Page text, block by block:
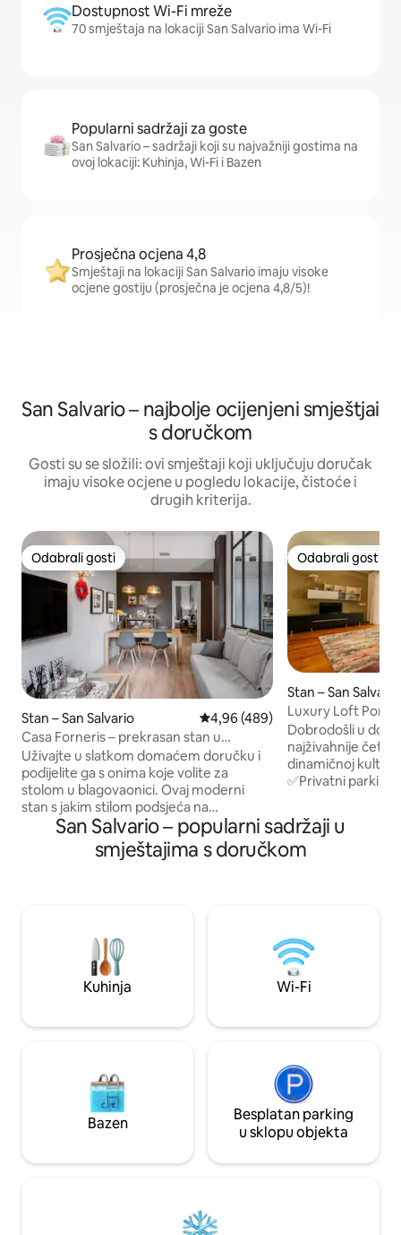
Dostupnost Wi-Fi mreže
70 smještaja na lokaciji San Salvario ima Wi-Fi
Popularni sadržaji za goste
San Salvario – sadržaji koji su najvažniji gostima na
ovoj lokaciji: Kuhinja, Wi-Fi i Bazen
Prosječna ocjena 4,8
Smještaji na lokaciji San Salvario imaju visoke
ocjene gostiju (prosječna je ocjena 4,8/5)!
San Salvario – najbolje ocijenjeni smještjai
s doručkom
Gosti su se složili: ovi smještaji koji uključuju doručak
imaju visoke ocjene u pogledu lokacije, čistoće i
drugih kriterija.
Odabrali gosti
Odabrali gosti
Stan – San Salvario Prosječna ocjena: 4,96/5,
4,96 (489)
Casa Forneris – prekrasan stan u
njujorškom stilu u blizini parka Valentino
Uživajte u slatkom domaćem doručku i
podijelite ga s onima koje volite za
stolom u blagovaonici. Ovaj moderni
stan s jakim stilom podsjeća na
atmosferu New Yorka, ali je bogat
obiteljskom toplinom i elegantnom
poezijom Torina. Smještena na prvom
namještena s ekstremnom pažnjom za
detalje, kako bi se stvorilo profinjeno i
funkcionalno okruženje u kojem se
možete osjećati ugodno. Casa Forneris
spavaće sobe s bračnim krevetom,
Indukcijskom pločom, mikrovalnom
pećnicom, električnom pećnicom,
hladnjakom, perilicom za posuđe i
perilicom rublja, kao i svim potrebnim
za vodu, aparat za kavu itd.) odvojena je
poboljšava unutrašnje prostore. Dva
Odabrali gosti
Odabrali gosti
Stan – San Salvario
Luxury Loft Porta
centru
Dobrodošli u dom
najživahnije
dinamičnoj
✅Privatni parking
je udaljen samo
podzemne
od stanice Porta
pristupne šifre i
San Salvario – popularni sadržaji u
smještajima s doručkom
Kuhinja Wi-Fi
Bazen
Besplatan parking
u sklopu objekta